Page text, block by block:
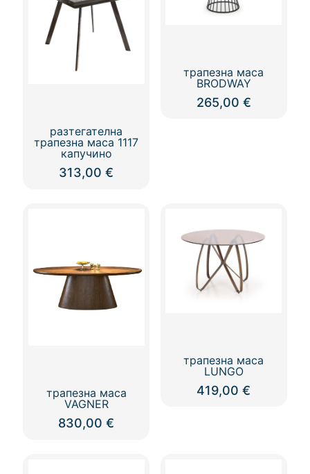
разтегателна
трапезна маса 1117
капучино
313,00€
трапезна маса
BRODWAY
265,00 €
трапезна маса
VAGNER
830,00€
трапезна маса
LUNGO
419,00€